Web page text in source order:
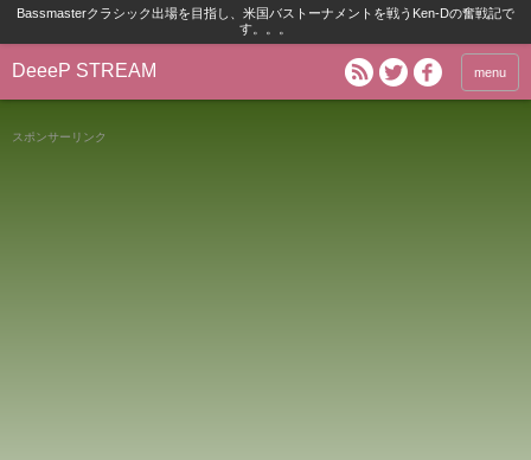
Bassmasterクラシック出場を目指し、米国バストーナメントを戦うKen-Dの奮戦記で
す。。。
DeeeP STREAM menu
スポンサーリンク